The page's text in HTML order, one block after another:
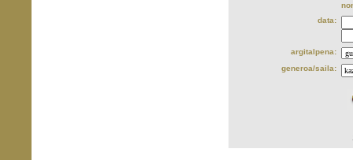
data:
argitalpena:
generoa/saila: